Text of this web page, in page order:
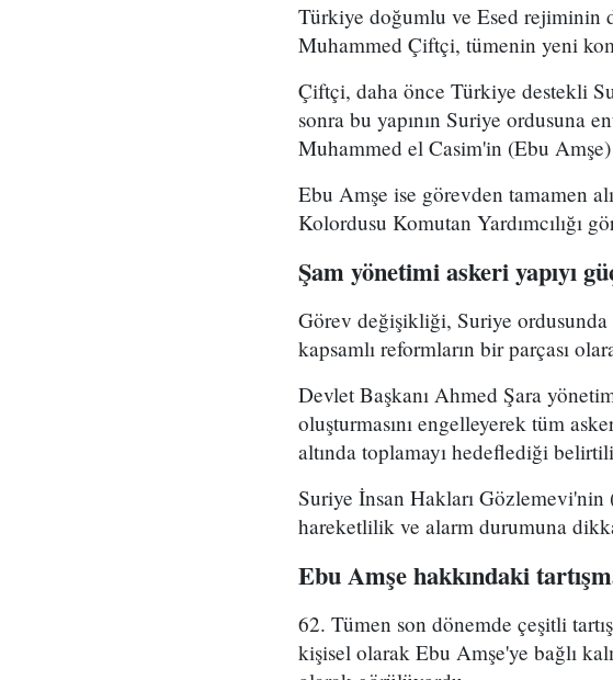
Türkiye doğumlu ve Esed rejiminin
Muhammed Çiftçi, tümenin yeni
Çiftçi, daha önce Türkiye destekli
sonra bu yapının Suriye ordusuna
Muhammed el Casim'in (Ebu
Ebu Amşe ise görevden tamamen
Kolordusu Komutan Yardımcılığı
Şam yönetimi askeri yapıyı
Görev değişikliği, Suriye ordusunda
kapsamlı reformların bir parçası
Devlet Başkanı Ahmed Şara
oluşturmasını engelleyerek tüm
altında toplamayı hedeflediği
Suriye İnsan Hakları Gözlemevi'nin
hareketlilik ve alarm durumuna
Ebu Amşe hakkındaki
62. Tümen son dönemde çeşitli
kişisel olarak Ebu Amşe'ye bağlı